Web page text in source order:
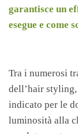
garantisce un
esegue e come
Tra i numerosi
dell’hair
indicato per le
luminosità alla